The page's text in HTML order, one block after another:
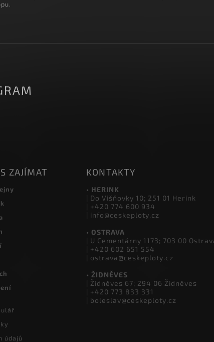
ZAJÍMAT KONTAKTY
• HERINK
| Do Višňovky 10; 251 01 Herink
| +420 774 600 934
| info@ceskeploty.cz
• OSTRAVA
| U Cementárny 1173; 703 00 Ostrava
| +420 602 651 554
| ostrava@ceskeploty.cz